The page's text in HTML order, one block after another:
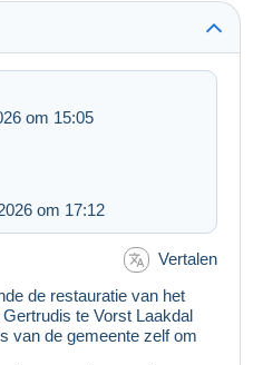
om 15:05
om 17:12
Vertalen
de restauratie van het
te Vorst Laakdal
van de gemeente zelf om